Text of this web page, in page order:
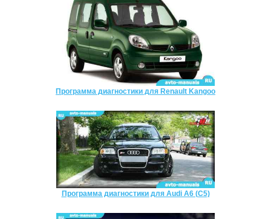
Программа диагностики для Renault Kangoo
Программа диагностики для Audi A6 (C5)